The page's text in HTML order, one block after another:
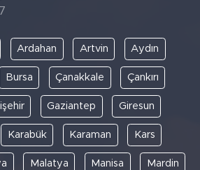
Ardahan Artvin Aydın
Bursa Çanakkale Çankırı
Gaziantep Giresun
Karabük Karaman Kars
Malatya Manisa Mardin